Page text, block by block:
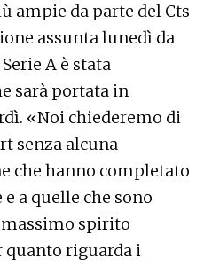
ampie da parte del Cts
assunta lunedì da
A è stata
sarà portata in
«Noi chiederemo di
senza alcuna
che hanno completato
a quelle che sono
spirito
quanto riguarda i